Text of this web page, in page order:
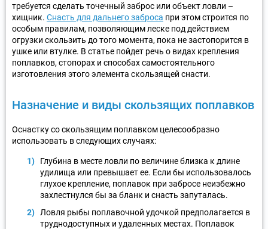
требуется сделать точечный заброс или объект ловли –
хищник. Снасть для дальнего заброса при этом строится по
особым правилам, позволяющим леске под действием
огрузки скользить до того момента, пока не застопорится в
ушке или втулке. В статье пойдет речь о видах крепления
поплавков, стопорах и способах самостоятельного
изготовления этого элемента скользящей снасти.
Назначение и виды скользящих поплавков
Оснастку со скользящим поплавком целесообразно
использовать в следующих случаях:
Глубина в месте ловли по величине близка к длине
удилища или превышает ее. Если бы использовалось
глухое крепление, поплавок при забросе неизбежно
захлестнулся бы за бланк и снасть запуталась.
Ловля рыбы поплавочной удочкой предполагается в
труднодоступных и удаленных местах. Поплавок